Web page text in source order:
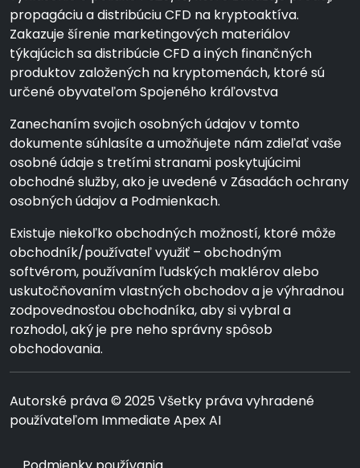
propagáciu a distribúciu CFD na kryptoaktíva.
Zakazuje šírenie marketingových materiálov
týkajúcich sa distribúcie CFD a iných finančných
produktov založených na kryptomenách, ktoré sú
určené obyvateľom Spojeného kráľovstva
Zanechaním svojich osobných údajov v tomto
dokumente súhlasíte a umožňujete nám zdieľať vaše
osobné údaje s tretími stranami poskytujúcimi
obchodné služby, ako je uvedené v Zásadách ochrany
osobných údajov a Podmienkach.
Existuje niekoľko obchodných možností, ktoré môže
obchodník/používateľ využiť – obchodným
softvérom, používaním ľudských maklérov alebo
uskutočňovaním vlastných obchodov a je výhradnou
zodpovednosťou obchodníka, aby si vybral a
rozhodol, aký je pre neho správny spôsob
obchodovania.
Autorské práva © 2025 Všetky práva vyhradené
používateľom Immediate Apex AI